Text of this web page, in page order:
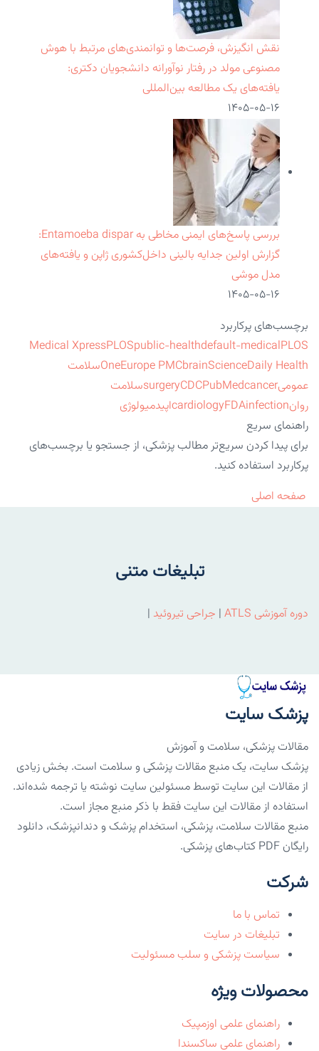
نقش انگیزش، فرصت‌ها و توانمندی‌های مرتبط با هوش
مصنوعی مولد در رفتار نوآورانه دانشجویان دکتری:
یافته‌های یک مطالعه بین‌المللی
۱۴۰۵-۰۵-۱۶
بررسی پاسخ‌های ایمنی مخاطی به Entamoeba dispar:
گزارش اولین جدایه بالینی داخل‌کشوری ژاپن و یافته‌های
مدل موشی
۱۴۰۵-۰۵-۱۶
برچسب‌های پرکاربرد
Medical XpressPLOSpublic-healthdefault-medicalPLOS
OneEurope PMCbrainScienceDaily Health
سلامت
عمومی
surgeryCDCPubMedcancer
سلامت
روان
cardiologyFDAinfection
اپیدمیولوژی
راهنمای سریع
برای پیدا کردن سریع‌تر مطالب پزشکی، از جستجو یا برچسب‌های
پرکاربرد استفاده کنید.
صفحه اصلی
تبلیغات متنی
دوره آموزشی ATLS | جراحی تیروئید |
پزشک سایت
مقالات پزشکی، سلامت و آموزش
پزشک سایت، یک منبع مقالات پزشکی و سلامت است. بخش زیادی
از مقالات این سایت توسط مسئولین سایت نوشته یا ترجمه شده‌اند.
استفاده از مقالات این سایت فقط با ذکر منبع مجاز است.
منبع مقالات سلامت، پزشکی، استخدام پزشک و دندانپزشک، دانلود
رایگان PDF کتاب‌های پزشکی.
شرکت
تماس با ما
تبلیغات در سایت
سیاست پزشکی و سلب مسئولیت
محصولات ویژه
راهنمای علمی اوزمپیک
راهنمای علمی ساکسندا